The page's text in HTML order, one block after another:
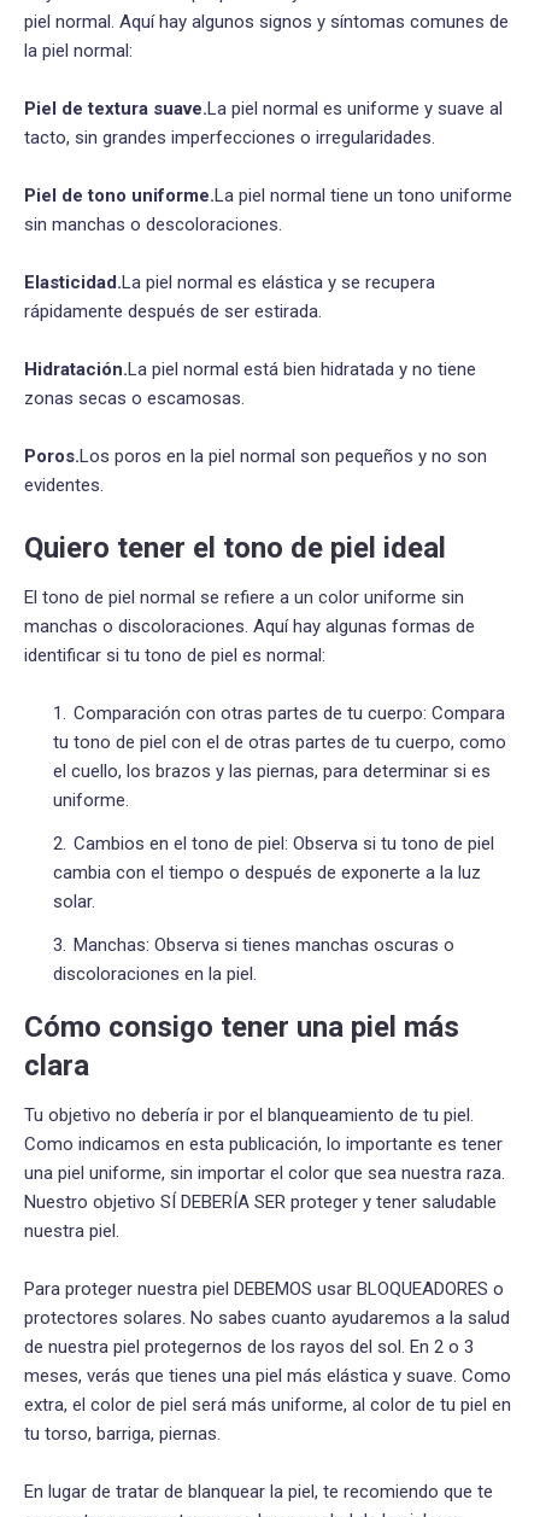
piel normal. Aquí hay algunos signos y síntomas comunes de
la piel normal:
Piel de textura suave.La piel normal es uniforme y suave al
tacto, sin grandes imperfecciones o irregularidades.
Piel de tono uniforme.La piel normal tiene un tono uniforme
sin manchas o descoloraciones.
Elasticidad.La piel normal es elástica y se recupera
rápidamente después de ser estirada.
Hidratación.La piel normal está bien hidratada y no tiene
zonas secas o escamosas.
Poros.Los poros en la piel normal son pequeños y no son
evidentes.
Quiero tener el tono de piel ideal
El tono de piel normal se refiere a un color uniforme sin
manchas o discoloraciones. Aquí hay algunas formas de
identificar si tu tono de piel es normal:
Comparación con otras partes de tu cuerpo: Compara
tu tono de piel con el de otras partes de tu cuerpo, como
el cuello, los brazos y las piernas, para determinar si es
uniforme.
Cambios en el tono de piel: Observa si tu tono de piel
cambia con el tiempo o después de exponerte a la luz
solar.
Manchas: Observa si tienes manchas oscuras o
discoloraciones en la piel.
Cómo consigo tener una piel más
clara
Tu objetivo no debería ir por el blanqueamiento de tu piel.
Como indicamos en esta publicación, lo importante es tener
una piel uniforme, sin importar el color que sea nuestra raza.
Nuestro objetivo SÍ DEBERÍA SER proteger y tener saludable
nuestra piel.
Para proteger nuestra piel DEBEMOS usar BLOQUEADORES o
protectores solares. No sabes cuanto ayudaremos a la salud
de nuestra piel protegernos de los rayos del sol. En 2 o 3
meses, verás que tienes una piel más elástica y suave. Como
extra, el color de piel será más uniforme, al color de tu piel en
tu torso, barriga, piernas.
En lugar de tratar de blanquear la piel, te recomiendo que te